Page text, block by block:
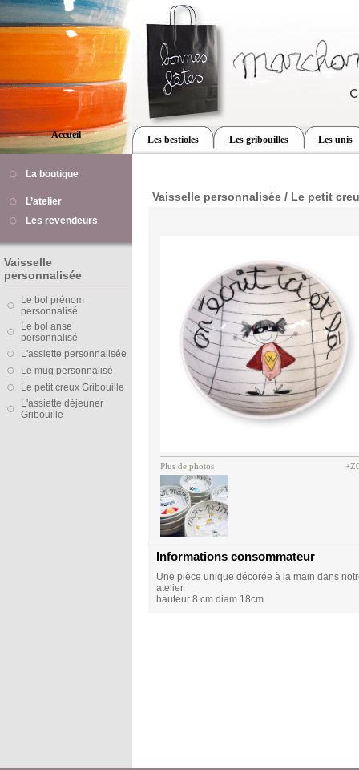
Accueil Les bestioles Les gribouilles Les unis
La boutique
L’atelier
Les revendeurs
Vaisselle
personnalisée
Le bol prénom
personnalisé
Le bol anse
personnalisé
L'assiette personnalisée
Le mug personnalisé
Le petit creux Gribouille
L'assiette déjeuner
Gribouille
Vaisselle personnalisée / Le petit
Plus de photos
Informations consommateur
Une pièce unique décorée à la main dans
atelier.
hauteur 8 cm diam 18cm